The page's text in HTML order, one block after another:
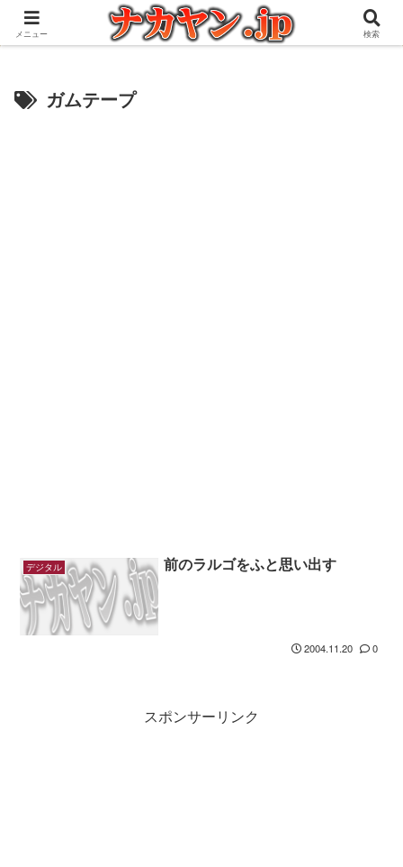
アウトドアとガジェット好きな管理人の愉快な日々を綴るブログ
ガムテープ
デジタル 前のラルゴをふと思い出す
2004.11.20 0
スポンサーリンク
メニュー 検索